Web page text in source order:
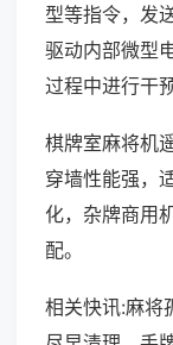
型等指令，发
驱动内部微型
过程中进行干
棋牌室麻将机
穿墙性能强，
化，杂牌商用
配。
相关快讯:麻将